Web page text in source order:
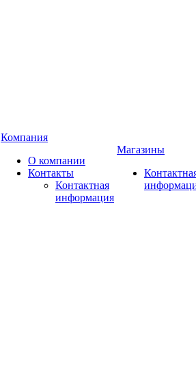
Компания
О компании
Контакты
Контактная
информация
Магазины